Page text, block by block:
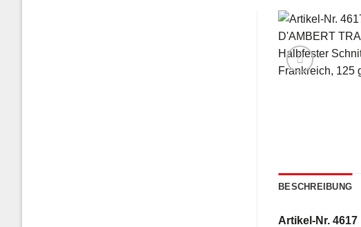
BESCHREIBUNG
Artikel-Nr. 4617